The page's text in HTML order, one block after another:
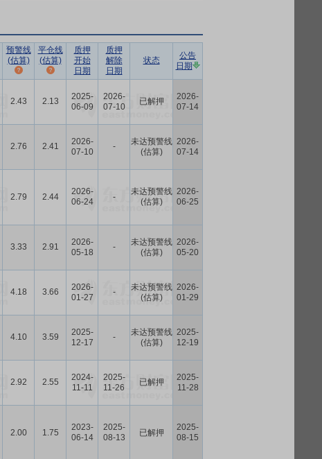
预警线
(估算)
平仓线
(估算)
质押
开始
日期
质押
解除
日期
状态
公告
日期
2.43 2.13
2025-
06-09
2026-
07-10
已解押
2026-
07-14
2.76 2.41
2026-
07-10
-
未达预警线
(估算)
2026-
07-14
2.79 2.44
2026-
06-24
-
未达预警线
(估算)
2026-
06-25
3.33 2.91
2026-
05-18
-
未达预警线
(估算)
2026-
05-20
4.18 3.66
2026-
01-27
-
未达预警线
(估算)
2026-
01-29
4.10 3.59
2025-
12-17
-
未达预警线
(估算)
2025-
12-19
2.92 2.55
2024-
11-11
2025-
11-26
已解押
2025-
11-28
2.00 1.75
2023-
06-14
2025-
08-13
已解押
2025-
08-15